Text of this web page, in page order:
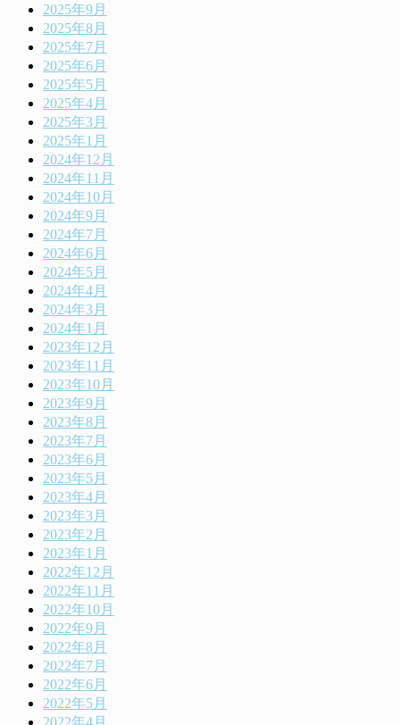
2025年9月
2025年8月
2025年7月
2025年6月
2025年5月
2025年4月
2025年3月
2025年1月
2024年12月
2024年11月
2024年10月
2024年9月
2024年7月
2024年6月
2024年5月
2024年4月
2024年3月
2024年1月
2023年12月
2023年11月
2023年10月
2023年9月
2023年8月
2023年7月
2023年6月
2023年5月
2023年4月
2023年3月
2023年2月
2023年1月
2022年12月
2022年11月
2022年10月
2022年9月
2022年8月
2022年7月
2022年6月
2022年5月